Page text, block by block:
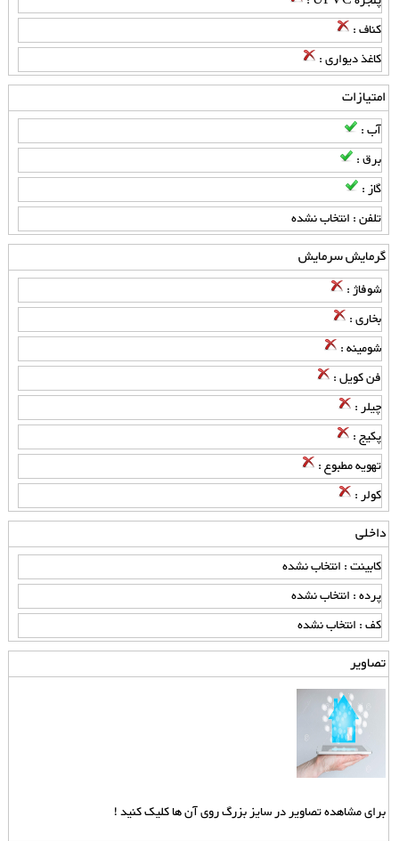
کناف :
کاغذ دیواری :
امتیازات
آب :
برق :
گاز :
تلفن : انتخاب نشده
گرمایش سرمایش
شوفاژ :
بخاری :
شومینه :
فن کویل :
چیلر :
پکیج :
تهویه مطبوع :
کولر :
داخلی
کابینت : انتخاب نشده
پرده : انتخاب نشده
کف : انتخاب نشده
تصاویر
برای مشاهده تصاویر در سایز بزرگ روی آن ها کلیک کنید !